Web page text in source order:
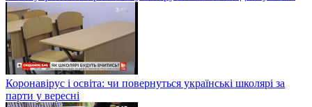
Коронавірус і освіта: чи повернуться українські школярі за
парти у вересні